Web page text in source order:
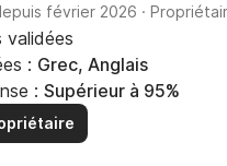
février 2026 ·
validées
: Grec, Anglais
: Supérieur à 95%